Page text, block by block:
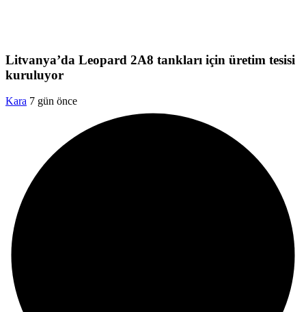
Litvanya’da Leopard 2A8 tankları için üretim tesisi
kuruluyor
Kara 7 gün önce